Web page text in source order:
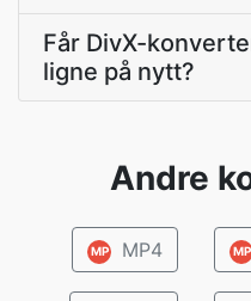
Får DivX-
ligne på nytt?
Andre
MP MP4 MP